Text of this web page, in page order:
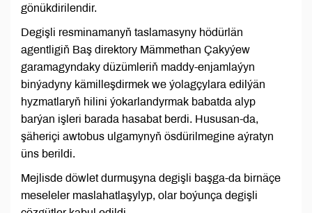
gönükdirilendir.
Degişli resminamanyň taslamasyny hödürlän
agentligiň Baş direktory Mämmethan Çakyýew
garamagyndaky düzümleriň maddy-enjamlaýyn
binýadyny kämilleşdirmek we ýolagçylara edilýän
hyzmatlaryň hilini ýokarlandyrmak babatda alyp
barýan işleri barada hasabat berdi. Hususan-da,
şäheriçi awtobus ulgamynyň ösdürilmegine aýratyn
üns berildi.
Mejlisde döwlet durmuşyna degişli başga-da birnäçe
meseleler maslahatlaşylyp, olar boýunça degişli